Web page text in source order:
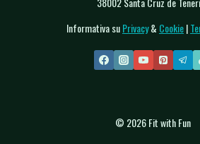
Informativa suPrivacy& Cookie|
© 2026 Fit with Fun